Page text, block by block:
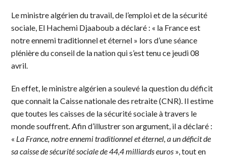
Le ministre algérien du travail, de l’emploi et de la sécurité
sociale, El Hachemi Djaaboub a déclaré : « la France est
notre ennemi traditionnel et éternel » lors d’une séance
plénière du conseil de la nation qui s’est tenu ce jeudi 08
avril.
En effet, le ministre algérien a soulevé la question du déficit
que connait la Caisse nationale des retraite (CNR). Il estime
que toutes les caisses de la sécurité sociale à travers le
monde souffrent. Afin d’illustrer son argument, il a déclaré :
« La France, notre ennemi traditionnel et éternel, a un déficit de
sa caisse de sécurité sociale de 44,4 milliards euros », tout en